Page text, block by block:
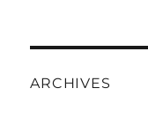
ARCHIVES